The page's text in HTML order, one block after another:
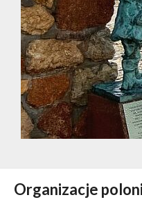
Organizacje